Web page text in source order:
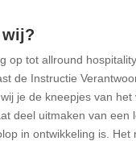
wij?
op tot allround hospitality
de Instructie
je de kneepjes van het
deel uitmaken van een
in ontwikkeling is. Het